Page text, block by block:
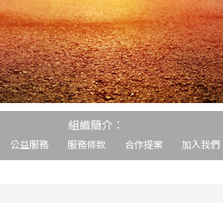
組織簡介：
公益服務 服務條款 合作提案 加入我們